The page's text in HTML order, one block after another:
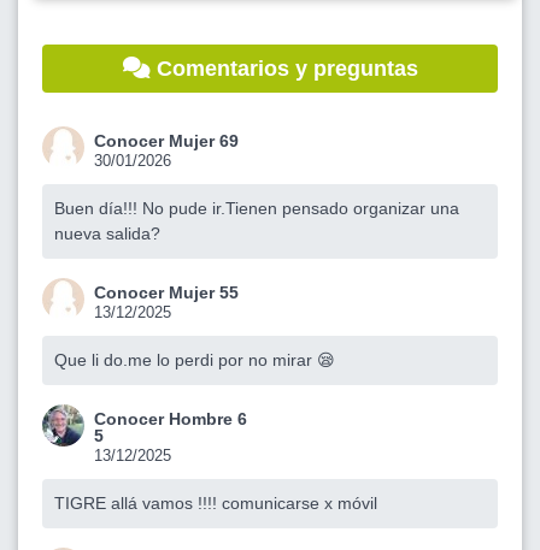
Comentarios y preguntas
Conocer Mujer 69
30/01/2026
Buen día!!! No pude ir.Tienen pensado organizar una
nueva salida?
Conocer Mujer 55
13/12/2025
Que li do.me lo perdi por no mirar 😪
Conocer Hombre 6
5
13/12/2025
TIGRE allá vamos !!!! comunicarse x móvil